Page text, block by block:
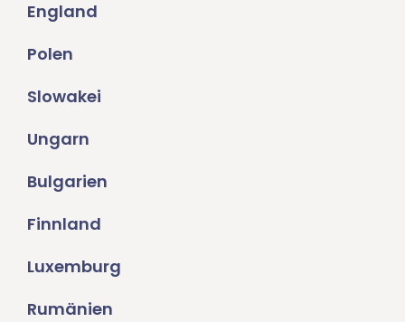
England
Polen
Slowakei
Ungarn
Bulgarien
Finnland
Luxemburg
Rumänien